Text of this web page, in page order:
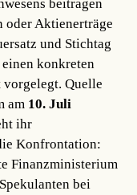
beitragen
oder Aktienerträge
und Stichtag
konkreten
vorgelegt.Quelle
am 10. Juli
ihr
Konfrontation:
Finanzministerium
bei